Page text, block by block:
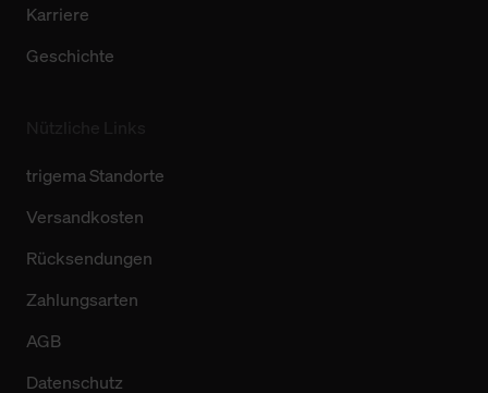
Karriere
Geschichte
trigema Standorte
Versandkosten
Rücksendungen
Zahlungsarten
AGB
Datenschutz